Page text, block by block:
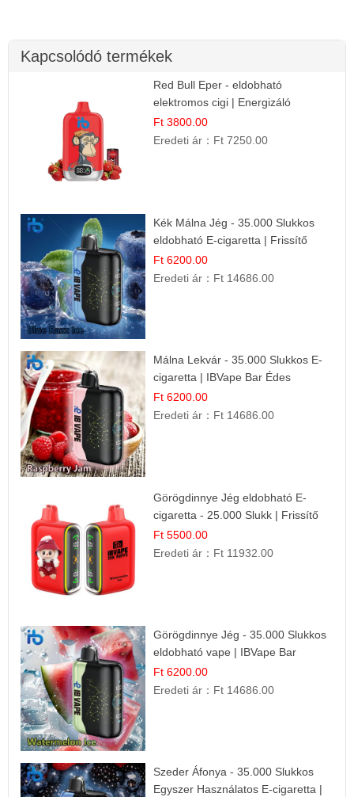
Kapcsolódó termékek
Red Bull Eper - eldobható
elektromos cigi | Energizáló
Gyümölcs Íz
Ft 3800.00
Eredeti ár： Ft 7250.00
Kék Málna Jég - 35.000 Slukkos
eldobható E-cigaretta | Frissítő
Ízélmény
Ft 6200.00
Eredeti ár： Ft 14686.00
Málna Lekvár - 35.000 Slukkos E-
cigaretta | IBVape Bar Édes
Gyümölcs Íz
Ft 6200.00
Eredeti ár： Ft 14686.00
Görögdinnye Jég eldobható E-
cigaretta - 25.000 Slukk | Frissítő
Nyári Íz
Ft 5500.00
Eredeti ár： Ft 11932.00
Görögdinnye Jég - 35.000 Slukkos
eldobható vape | IBVape Bar
Frissítő Nyári Íz
Ft 6200.00
Eredeti ár： Ft 14686.00
Szeder Áfonya - 35.000 Slukkos
Egyszer Használatos E-cigaretta |